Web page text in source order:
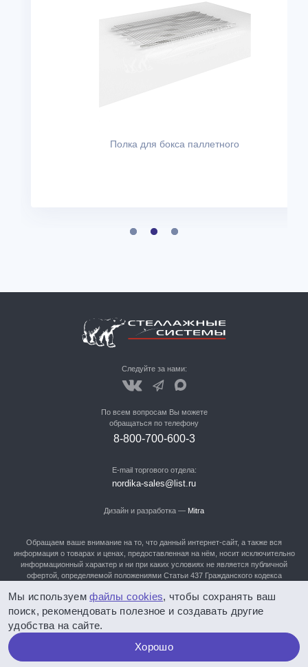
Полка для бокса паллетного
Следуйте за нами:
По всем вопросам Вы можете
обращаться по телефону
8-800-700-600-3
E-mail торгового отдела:
nordika-sales@list.ru
Дизайн и разработка — Mitra
Обращаем ваше внимание на то, что данный интернет-сайт, а также вся
информация о товарах и ценах, предоставленная на нём, носит исключительно
информационный характер и ни при каких условиях не является публичной
офертой, определяемой положениями Статьи 437 Гражданского кодекса
стоимости указанных товаров, Вам нужно обратиться в отдел продаж по
телефонам: 8-800-700-600-3, 8-905-982-90-90, (3852) 28-91-60,28-91-61, 28-91-
Политика конфиденциальности
Мы используемфайлы cookies, чтобы сохранять ваш
поиск, рекомендовать полезное и создавать другие
удобства на сайте.
Хорошо